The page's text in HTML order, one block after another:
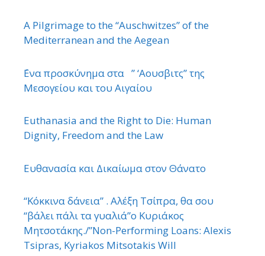
A Pilgrimage to the “Auschwitzes” of the
Mediterranean and the Aegean
΄Ενα προσκύνημα στα ” ‘Αουσβιτς” της
Μεσογείου και του Αιγαίου
Euthanasia and the Right to Die: Human
Dignity, Freedom and the Law
Ευθανασία και Δικαίωμα στον Θάνατο
“Κόκκινα δάνεια” . Αλέξη Τσίπρα, θα σου
“βάλει πάλι τα γυαλιά”ο Κυριάκος
Μητσοτάκης./”Non-Performing Loans: Alexis
Tsipras, Kyriakos Mitsotakis Will